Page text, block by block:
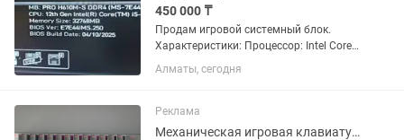
450 000 ₸
Продам игровой системный блок.
Характеристики: Процессор: Intel Core
i5-12400F Материнская плата: MSI PRO
H610M-S DDR4 Оперативная память: 32
12GB GDDR6 SSD:...
Алматы, сегодня
Реклама
Механическая игровая клавиатура Redragon Fizz K617